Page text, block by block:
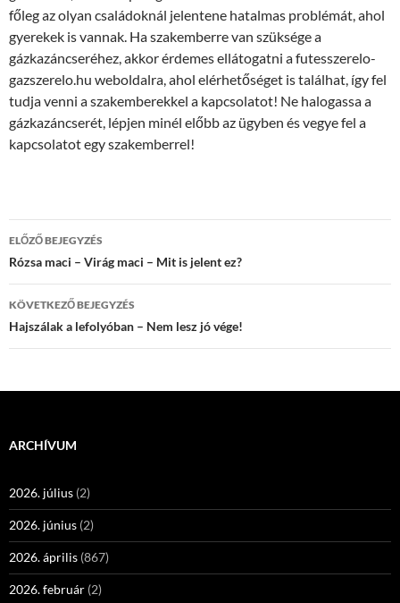
főleg az olyan családoknál jelentene hatalmas problémát, ahol
gyerekek is vannak. Ha szakemberre van szüksége a
gázkazáncseréhez, akkor érdemes ellátogatni a futesszerelo-
gazszerelo.hu weboldalra, ahol elérhetőséget is találhat, így fel
tudja venni a szakemberekkel a kapcsolatot! Ne halogassa a
gázkazáncserét, lépjen minél előbb az ügyben és vegye fel a
kapcsolatot egy szakemberrel!
Bejegyzések
navigációja
ELŐZŐ BEJEGYZÉS
Rózsa maci – Virág maci – Mit is jelent ez?
KÖVETKEZŐ BEJEGYZÉS
Hajszálak a lefolyóban – Nem lesz jó vége!
ARCHÍVUM
2026. július (2)
2026. június (2)
2026. április (867)
2026. február (2)